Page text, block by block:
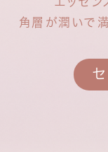
角層が潤いで